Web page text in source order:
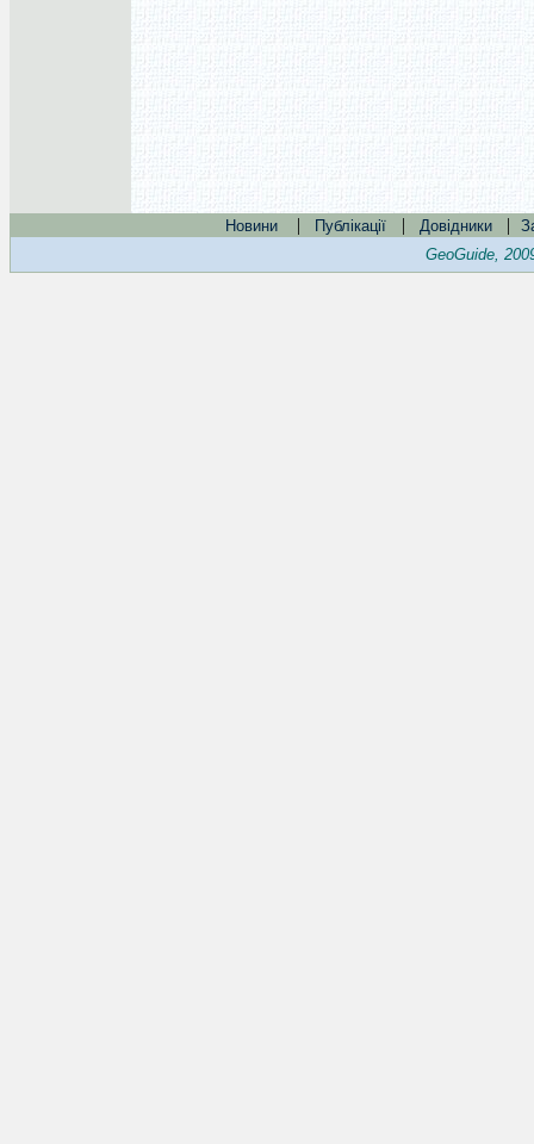
Новини | Публікації | Довідники |
GeoGuide,